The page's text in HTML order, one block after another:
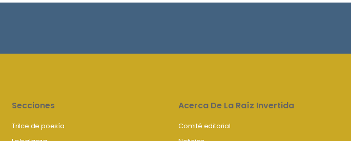
Secciones
Trilce de poesía
Acerca De La Raíz Invertida
Comité editorial